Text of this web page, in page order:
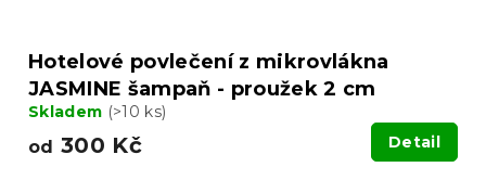
Hotelové povlečení z mikrovlákna
JASMINE šampaň - proužek 2 cm
Skladem (>10 ks)
od 300 Kč Detail